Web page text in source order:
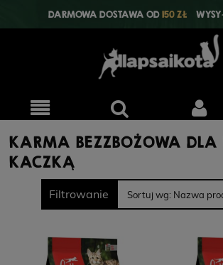
DARMOWA DOSTAWA OD150 ZŁ
KARMA BEZZBOŻOWA DLA
KACZKĄ
Filtrowanie Sortuj wg: Nazwa